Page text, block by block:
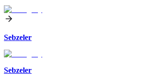
Sebzeler
Sebzeler